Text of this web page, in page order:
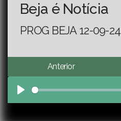
Beja é Notícia
PROG BEJA 12-09-24
Anterior
Play